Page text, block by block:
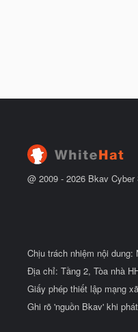
@ 2009 - 2026 Bkav Cyber
Chịu trách nhiệm nội
Địa chỉ: Tầng 2, Tòa nhà
Giấy phép thiết lập mạng
Ghi rõ 'nguồn Bkav' khi